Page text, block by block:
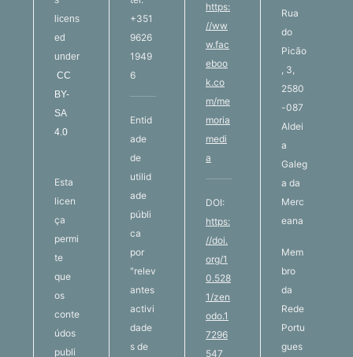
licens
ed
under
CC
BY-
SA
4.0
Esta
licen
ça
permi
te
que
os
conte
údos
publi
+351
9626
1949
6
Entid
ade
de
utilid
ade
públi
ca
por
"relev
antes
activi
dade
s de
https:
//ww
w.fac
eboo
k.co
m/me
moria
medi
a
DOI:
https:
//doi.
org/1
0.528
1/zen
odo.1
7296
547
Rua
do
Picão
, 3,
2580
-087
Aldei
a
Galeg
a da
Merc
eana
Mem
bro
da
Rede
Portu
gues